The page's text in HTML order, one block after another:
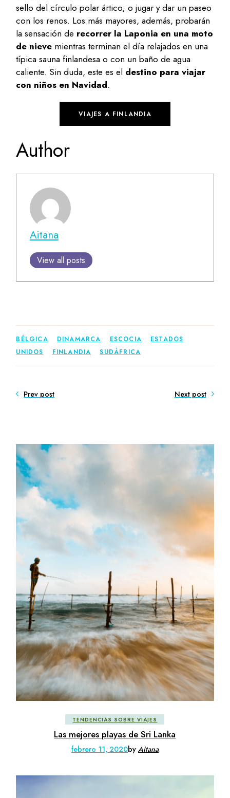
sello del círculo polar ártico; o jugar y dar un paseo
con los renos. Los más mayores, además, probarán
la sensación de recorrer la Laponia en una moto
de nieve mientras terminan el día relajados en una
típica sauna finlandesa o con un baño de agua
caliente. Sin duda, este es el destino para viajar
con niños en Navidad.
VIAJES A FINLANDIA
Author
Aitana
View all posts
BÉLGICA DINAMARCA ESCOCIA
ESTADOS
UNIDOS
FINLANDIA SUDÁFRICA
Prev post Next post
TENDENCIAS SOBRE VIAJES
Las mejores playas de Sri Lanka
febrero 11, 2020by Aitana